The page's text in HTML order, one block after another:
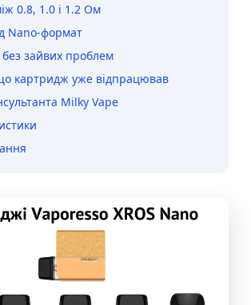
0.8, 1.0 і 1.2 Ом
Nano-формат
зайвих проблем
картридж уже відпрацював
Milky Vape